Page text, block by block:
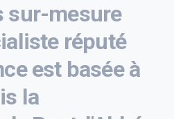
sur-mesure
réputé
est basée à
la